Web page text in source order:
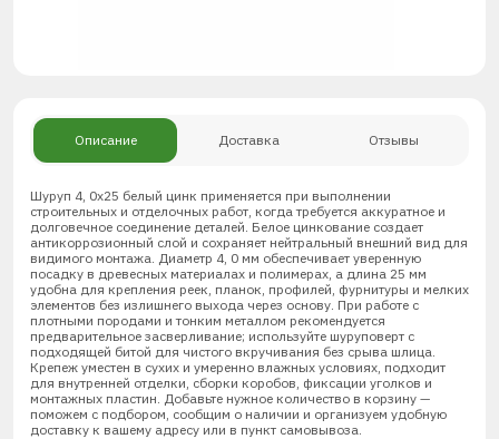
Описание Доставка Отзывы
Шуруп 4, 0х25 белый цинк применяется при выполнении
строительных и отделочных работ, когда требуется аккуратное и
долговечное соединение деталей. Белое цинкование создает
антикоррозионный слой и сохраняет нейтральный внешний вид для
видимого монтажа. Диаметр 4, 0 мм обеспечивает уверенную
посадку в древесных материалах и полимерах, а длина 25 мм
удобна для крепления реек, планок, профилей, фурнитуры и мелких
элементов без излишнего выхода через основу. При работе с
плотными породами и тонким металлом рекомендуется
предварительное засверливание; используйте шуруповерт с
подходящей битой для чистого вкручивания без срыва шлица.
Крепеж уместен в сухих и умеренно влажных условиях, подходит
для внутренней отделки, сборки коробов, фиксации уголков и
монтажных пластин. Добавьте нужное количество в корзину —
поможем с подбором, сообщим о наличии и организуем удобную
доставку к вашему адресу или в пункт самовывоза.